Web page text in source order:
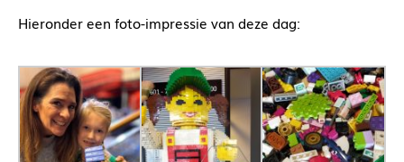
Hieronder een foto-impressie van deze dag: